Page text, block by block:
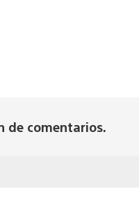
de comentarios.